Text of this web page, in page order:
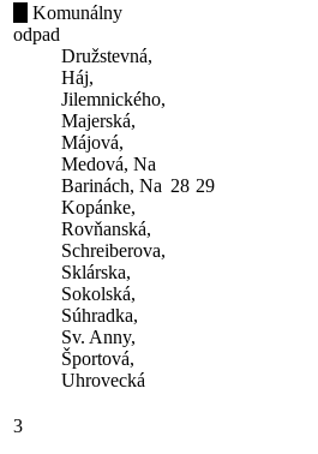
Komunálny
odpad
Družstevná,
Háj,
Jilemnického,
Majerská,
Májová,
Medová, Na
Barinách, Na
Kopánke,
Rovňanská,
Schreiberova,
Sklárska,
Sokolská,
Súhradka,
Sv. Anny,
Športová,
Uhrovecká
28 29
3